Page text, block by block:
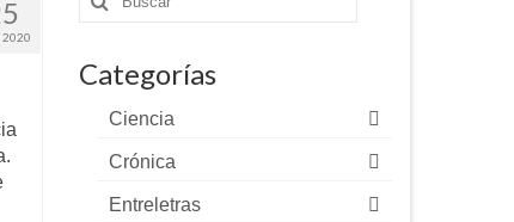
2020
por:
Categorías
Ciencia
Crónica
Entreletras